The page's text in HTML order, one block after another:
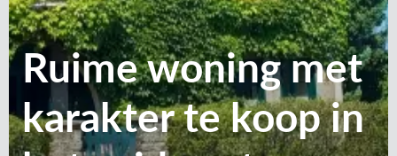
Ruime woning met
karakter te koop in